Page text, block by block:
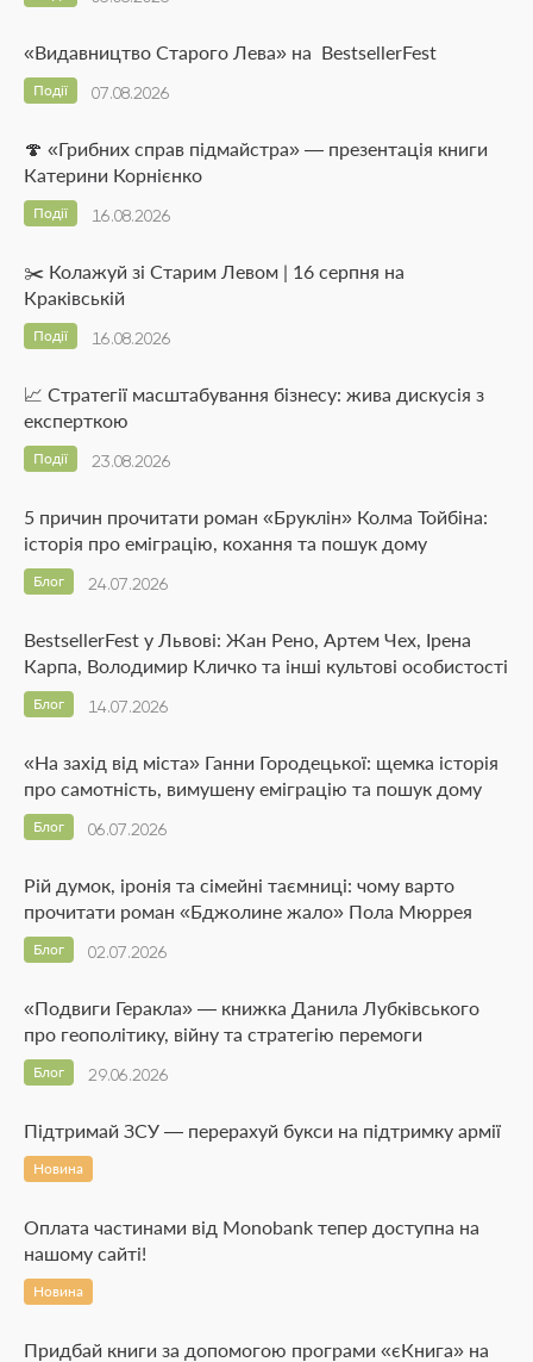
«Видавництво Старого Лева» на BestsellerFest
07.08.2026
Події
🍄 «Грибних справ підмайстра» — презентація книги
Катерини Корнієнко
16.08.2026
Події
✂️ Колажуй зі Старим Левом | 16 серпня на
Краківській
16.08.2026
Події
📈 Стратегії масштабування бізнесу: жива дискусія з
експерткою
23.08.2026
Події
5 причин прочитати роман «Бруклін» Колма Тойбіна:
історія про еміграцію, кохання та пошук дому
24.07.2026
Блог
BestsellerFest у Львові: Жан Рено, Артем Чех, Ірена
Карпа, Володимир Кличко та інші культові особистості
14.07.2026
Блог
«На захід від міста» Ганни Городецької: щемка історія
про самотність, вимушену еміграцію та пошук дому
06.07.2026
Блог
Рій думок, іронія та сімейні таємниці: чому варто
прочитати роман «Бджолине жало» Пола Мюррея
02.07.2026
Блог
«Подвиги Геракла» — книжка Данила Лубківського
про геополітику, війну та стратегію перемоги
29.06.2026
Блог
Підтримай ЗСУ — перерахуй букси на підтримку армії
Новина
Оплата частинами від Monobank тепер доступна на
нашому сайті!
Новина
Придбай книги за допомогою програми «єКнига» на